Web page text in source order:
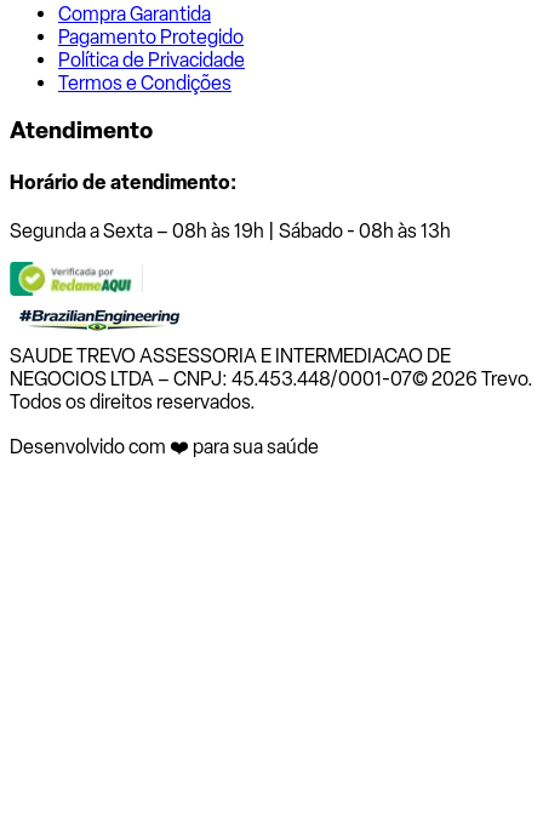
Compra Garantida
Pagamento Protegido
Política de Privacidade
Termos e Condições
Atendimento
Horário de atendimento:
Segunda a Sexta – 08h às 19h | Sábado - 08h às 13h
SAUDE TREVO ASSESSORIA E INTERMEDIACAO DE
NEGOCIOS LTDA – CNPJ: 45.453.448/0001-07© 2026 Trevo.
Todos os direitos reservados.
Desenvolvido com ❤️ para sua saúde